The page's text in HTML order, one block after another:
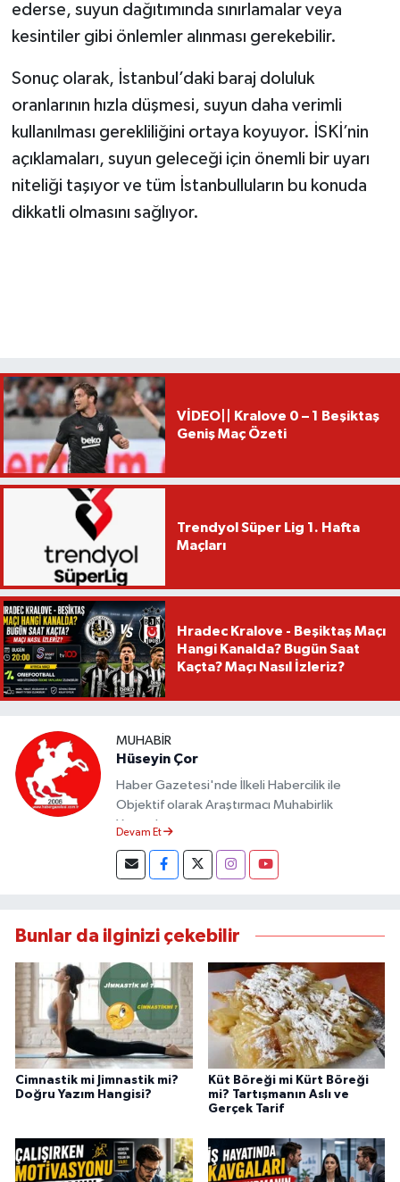
ederse, suyun dağıtımında sınırlamalar veya
kesintiler gibi önlemler alınması gerekebilir.
Sonuç olarak, İstanbul’daki baraj doluluk
oranlarının hızla düşmesi, suyun daha verimli
kullanılması gerekliliğini ortaya koyuyor. İSKİ’nin
açıklamaları, suyun geleceği için önemli bir uyarı
niteliği taşıyor ve tüm İstanbulluların bu konuda
dikkatli olmasını sağlıyor.
VİDEO|| Kralove 0 – 1 Beşiktaş
Geniş Maç Özeti
Trendyol Süper Lig 1. Hafta
Maçları
Hradec Kralove - Beşiktaş Maçı
Hangi Kanalda? Bugün Saat
Kaçta? Maçı Nasıl İzleriz?
MUHABIR
Hüseyin Çor
Haber Gazetesi'nde İlkeli Habercilik ile
Objektif olarak Araştırmacı Muhabirlik
Yapmaktayım.
Devam Et
Bunlar da ilginizi çekebilir
Cimnastik mi Jimnastik mi?
Doğru Yazım Hangisi?
Küt Böreği mi Kürt Böreği
mi? Tartışmanın Aslı ve
Gerçek Tarif